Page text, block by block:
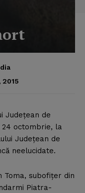
Judeţean de
octombrie, la
Judeţean de
neelucidate.
Toma, subofiţer din
Piatra-